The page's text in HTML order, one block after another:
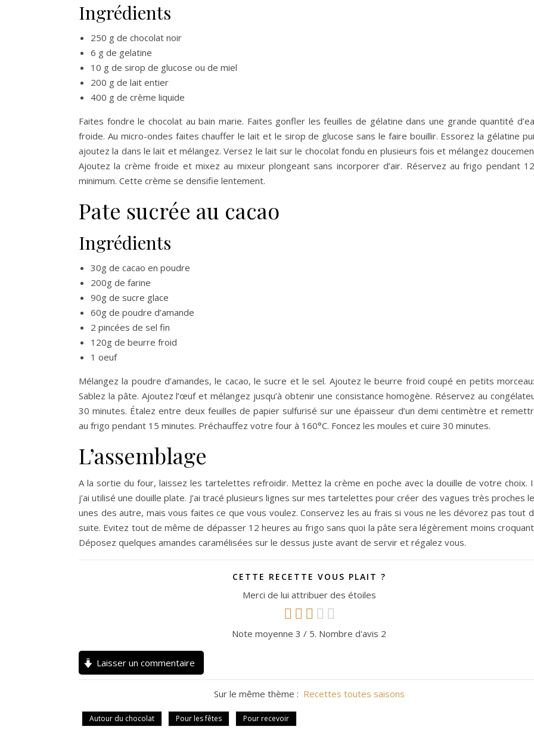
Ingrédients
250 g de chocolat noir
6 g de gelatine
10 g de sirop de glucose ou de miel
200 g de lait entier
400 g de crème liquide
Faites fondre le chocolat au bain marie. Faites gonfler les feuilles de gélatine dans une grande quantité
froide. Au micro-ondes faites chauffer le lait et le sirop de glucose sans le faire bouillir. Essorez la gélatine
ajoutez la dans le lait et mélangez. Versez le lait sur le chocolat fondu en plusieurs fois et mélangez
Ajoutez la crème froide et mixez au mixeur plongeant sans incorporer d’air. Réservez au frigo pendant
minimum. Cette crème se densifie lentement.
Pate sucrée au cacao
Ingrédients
30g de cacao en poudre
200g de farine
90g de sucre glace
60g de poudre d’amande
2 pincées de sel fin
120g de beurre froid
1 oeuf
Mélangez la poudre d’amandes, le cacao, le sucre et le sel. Ajoutez le beurre froid coupé en petits
Sablez la pâte. Ajoutez l’œuf et mélangez jusqu’à obtenir une consistance homogène. Réservez au
30 minutes. Étalez entre deux feuilles de papier sulfurisé sur une épaisseur d’un demi centimètre et
au frigo pendant 15 minutes. Préchauffez votre four à 160°C. Foncez les moules et cuire 30 minutes.
L’assemblage
A la sortie du four, laissez les tartelettes refroidir. Mettez la crème en poche avec la douille de votre choix.
j’ai utilisé une douille plate. J’ai tracé plusieurs lignes sur mes tartelettes pour créer des vagues très proches
unes des autre, mais vous faites ce que vous voulez. Conservez les au frais si vous ne les dévorez pas tout
suite. Evitez tout de même de dépasser 12 heures au frigo sans quoi la pâte sera légèrement moins
Déposez quelques amandes caramélisées sur le dessus juste avant de servir et régalez vous.
CETTE RECETTE VOUS PLAIT ?
Merci de lui attribuer des étoiles
Note moyenne 3 / 5. Nombre d'avis 2
Laisser un commentaire
Sur le même thème : Recettes toutes saisons
Autour du chocolat Pour les fêtes Pour recevoir